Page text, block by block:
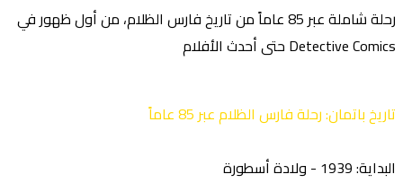
رحلة شاملة عبر 85 عاماً من تاريخ فارس الظلام، من أول ظهور في
Detective Comics حتى أحدث الأفلام
تاريخ باتمان: رحلة فارس الظلام عبر 85 عاماً
البداية: 1939 - ولادة أسطورة